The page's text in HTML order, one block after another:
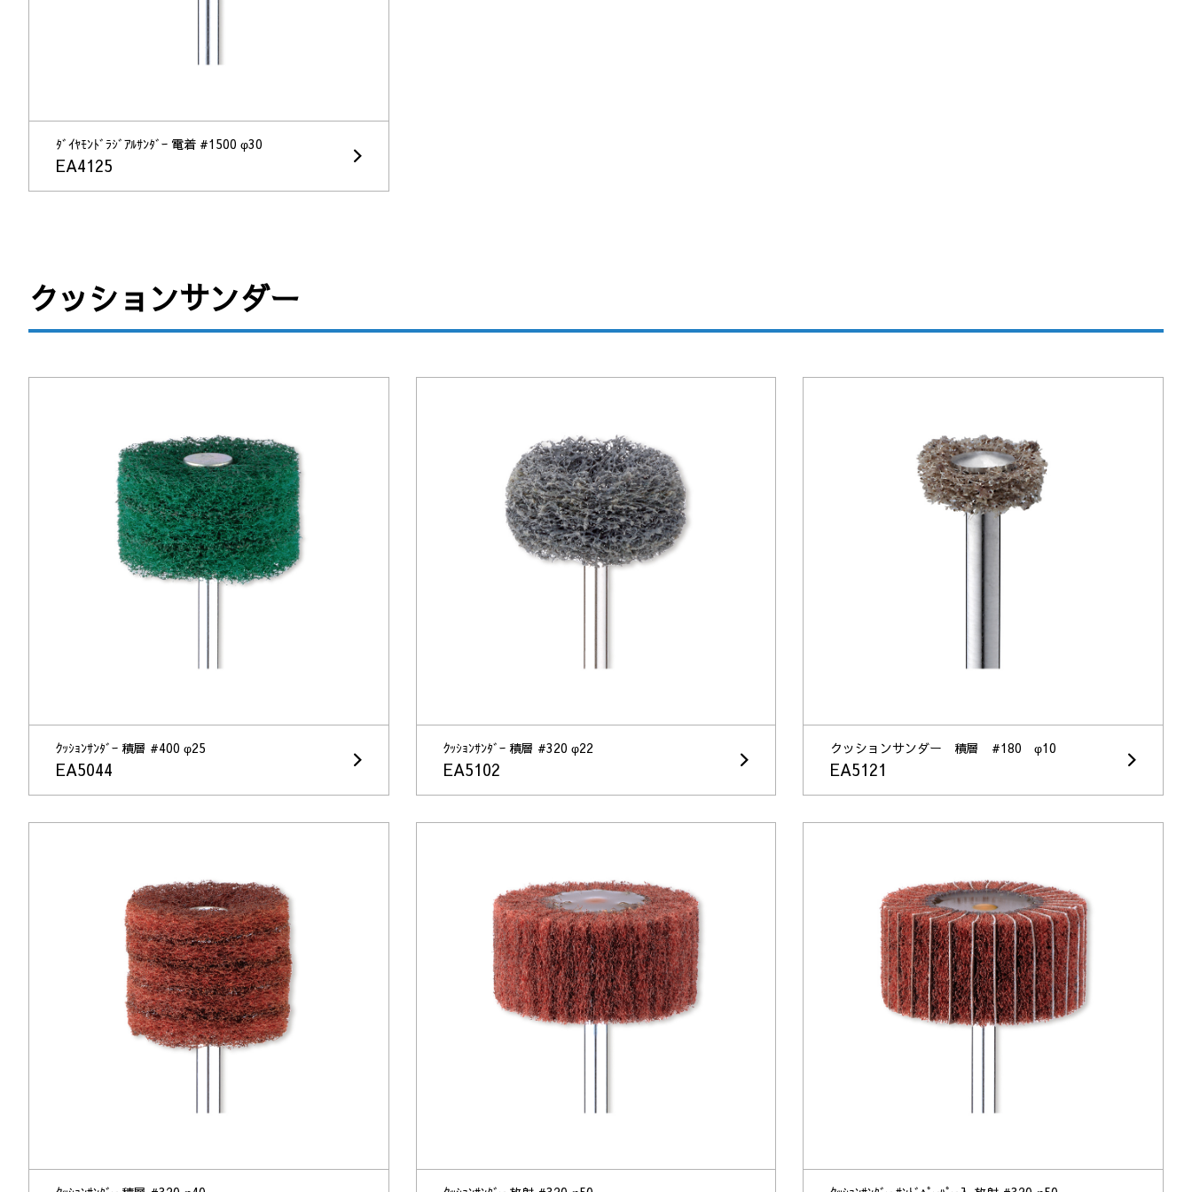
ﾀﾞｲﾔﾓﾝﾄﾞﾗｼﾞｱﾙｻﾝﾀﾞｰ 電着 #1500 φ30
EA4125
クッションサンダー
ｸｯｼｮﾝｻﾝﾀﾞｰ 積層 #400 φ25
EA5044
ｸｯｼｮﾝｻﾝﾀﾞｰ 積層 #320 φ22
EA5102
クッションサンダー 積層 #180 φ10
EA5121